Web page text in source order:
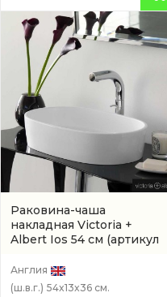
Раковина-чаша
накладная Victoria +
Albert Ios 54 см (артикул
Англия
(ш.в.г.) 54x13x36 см.